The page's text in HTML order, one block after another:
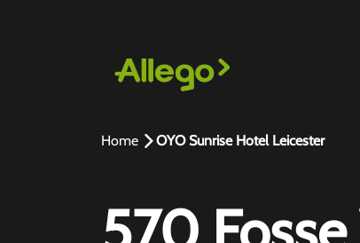
Home OYO Sunrise Hotel Leicester